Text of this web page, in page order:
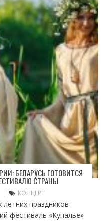
БЕЛАРУСЬ ГОТОВИТСЯ
СТРАНЫ
КОНЦЕРТ
праздников
фестиваль «Купалье»